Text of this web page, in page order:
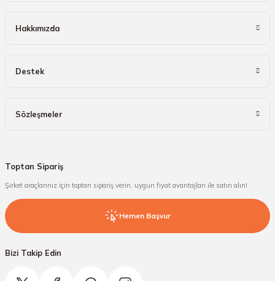
Hakkımızda
Destek
Sözleşmeler
Toptan Sipariş
Şirket araçlarınız için toptan sipariş verin, uygun fiyat avantajları ile satın alın!
Hemen Başvur
Bizi Takip Edin